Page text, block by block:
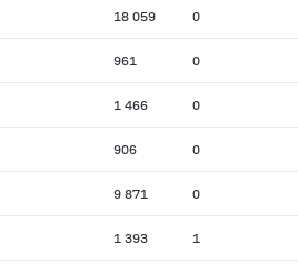
18 059 0
961 0
1 466 0
906 0
9 871 0
1 393 1